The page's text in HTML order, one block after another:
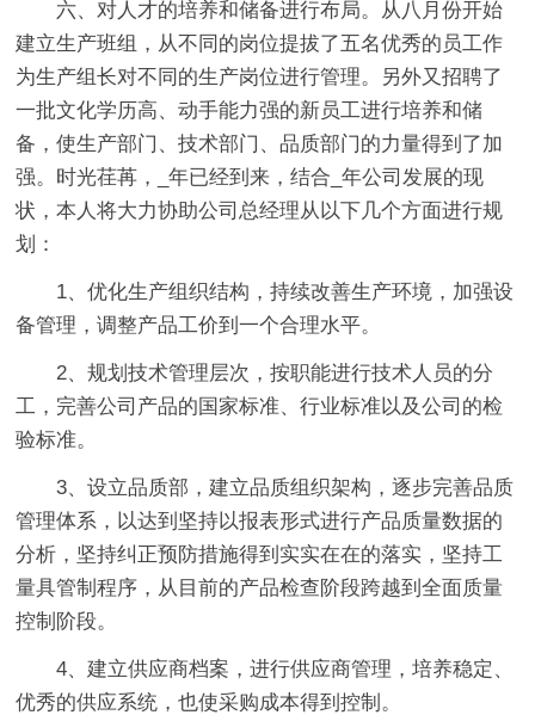
六、对人才的培养和储备进行布局。 从八月份开始
建立生产班组，从不同的岗位提拔了五名优秀的员工作
为生产组长对不同的生产岗位进行管理。另外又招聘了
一批文化学历高、动手能力强的新员工进行培养和储
备，使生产部门、技术部门、品质部门的力量得到了加
强。时光荏苒，_年已经到来，结合_年公司发展的现
状，本人将大力协助公司总经理从以下几个方面进行规
划：
1、优化生产组织结构，持续改善生产环境，加强设
备管理，调整产品工价到一个合理水平。
2、规划技术管理层次，按职能进行技术人员的分
工，完善公司产品的国家标准、行业标准以及公司的检
验标准。
3、设立品质部，建立品质组织架构，逐步完善品质
管理体系，以达到坚持以报表形式进行产品质量数据的
分析，坚持纠正预防措施得到实实在在的落实，坚持工
量具管制程序，从目前的产品检查阶段跨越到全面质量
控制阶段。
4、建立供应商档案，进行供应商管理，培养稳定、
优秀的供应系统，也使采购成本得到控制。